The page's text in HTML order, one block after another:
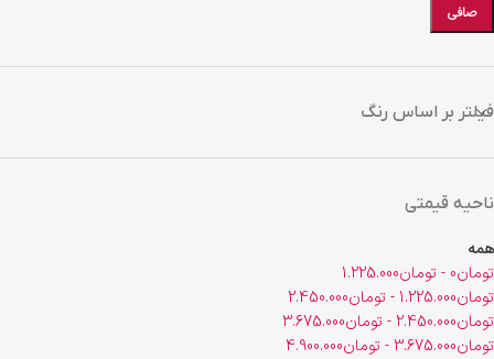
صافی
فیلتر بر اساس رنگ
ناحیه قیمتی
همه
تومان0
- تومان1.225.000
تومان1.225.000
- تومان2.450.000
تومان2.450.000
- تومان3.675.000
تومان3.675.000
- تومان4.900.000